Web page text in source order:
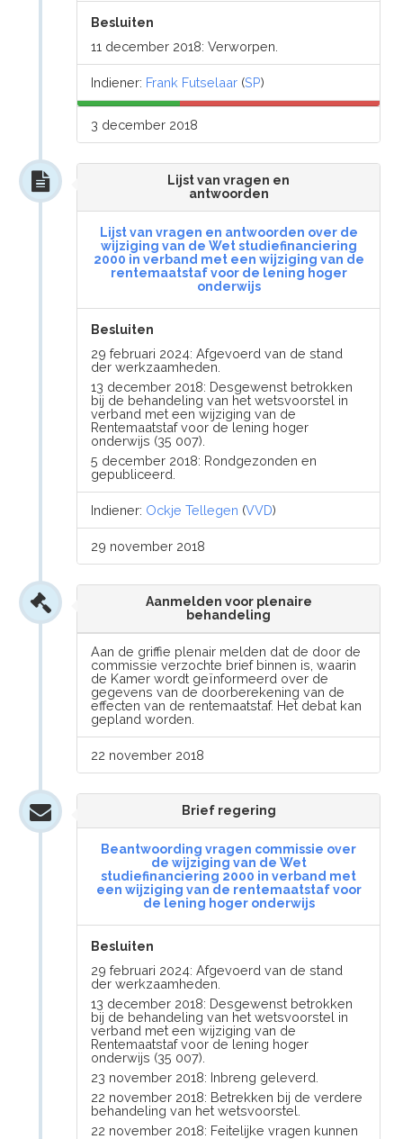
Besluiten
11 december 2018: Verworpen.
Indiener: Frank Futselaar (SP)
3 december 2018
Lijst van vragen en
antwoorden
Lijst van vragen en antwoorden over de
wijziging van de Wet studiefinanciering
2000 in verband met een wijziging van de
rentemaatstaf voor de lening hoger
onderwijs
Besluiten
29 februari 2024: Afgevoerd van de stand
der werkzaamheden.
13 december 2018: Desgewenst betrokken
bij de behandeling van het wetsvoorstel in
verband met een wijziging van de
Rentemaatstaf voor de lening hoger
onderwijs (35 007).
5 december 2018: Rondgezonden en
gepubliceerd.
Indiener: Ockje Tellegen (VVD)
29 november 2018
Aanmelden voor plenaire
behandeling
Aan de griffie plenair melden dat de door de
commissie verzochte brief binnen is, waarin
de Kamer wordt geïnformeerd over de
gegevens van de doorberekening van de
effecten van de rentemaatstaf. Het debat kan
gepland worden.
22 november 2018
Brief regering
Beantwoording vragen commissie over
de wijziging van de Wet
studiefinanciering 2000 in verband met
een wijziging van de rentemaatstaf voor
de lening hoger onderwijs
Besluiten
29 februari 2024: Afgevoerd van de stand
der werkzaamheden.
13 december 2018: Desgewenst betrokken
bij de behandeling van het wetsvoorstel in
verband met een wijziging van de
Rentemaatstaf voor de lening hoger
onderwijs (35 007).
23 november 2018: Inbreng geleverd.
22 november 2018: Betrekken bij de verdere
behandeling van het wetsvoorstel.
22 november 2018: Feitelijke vragen kunnen